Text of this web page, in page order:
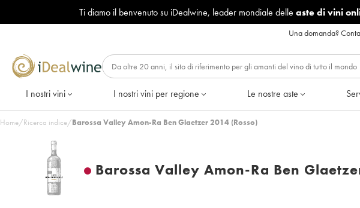
Ti diamo il benvenuto su iDealwine, leader mondiale delle aste di vini
Una domanda?
I nostri vini I nostri vini per regione Le nostre aste
Home/Ricerca indice/Barossa Valley Amon-Ra Ben Glaetzer 2014 (Rosso)
Barossa Valley Amon-Ra Ben